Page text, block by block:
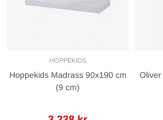
HOPPEKIDS
Hoppekids Madrass 90x190 cm
(9 cm)